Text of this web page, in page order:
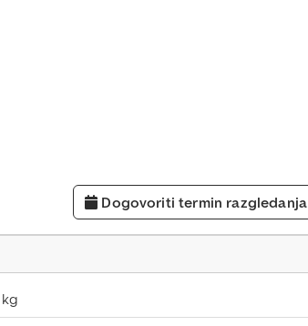
Dogovoriti termin razgledanja
kg